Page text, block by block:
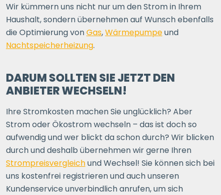
Wir kümmern uns nicht nur um den Strom in Ihrem
Haushalt, sondern übernehmen auf Wunsch ebenfalls
die Optimierung vonGas,Wärmepumpeund
Nachtspeicherheizung.
DARUM SOLLTEN SIE JETZT DEN
ANBIETER WECHSELN!
Ihre Stromkosten machen Sie unglücklich? Aber
Strom oder Ökostrom wechseln – das ist doch so
aufwendig und wer blickt da schon durch? Wir blicken
durch und deshalb übernehmen wir gerne Ihren
Strompreisvergleichund Wechsel! Sie können sich bei
uns kostenfrei registrieren und auch unseren
Kundenservice unverbindlich anrufen, um sich